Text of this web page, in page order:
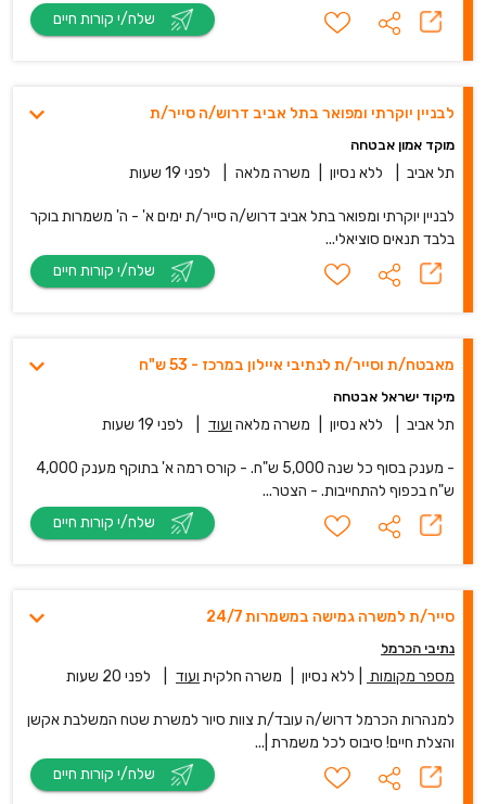
לבניין יוקרתי ומפואר בתל אביב דרוש/ה סייר/ת
מוקד אמון אבטחה
תל אביב ללא נסיון משרה מלאה לפני 19 שעות
לבניין יוקרתי ומפואר בתל אביב דרוש/ה סייר/ת ימים א' - ה' משמרות בוקר
בלבד תנאים סוציאלי...
מאבטח/ת וסייר/ת לנתיבי איילון במרכז - 53 ש"ח
מיקוד ישראל אבטחה
תל אביב ללא נסיון משרה מלאה ועוד לפני 19 שעות
- מענק בסוף כל שנה 5,000 ש"ח. - קורס רמה א' בתוקף מענק 4,000
ש"ח בכפוף להתחייבות. - הצטר...
סייר/ת למשרה גמישה במשמרות 24/7
נתיבי הכרמל
מספר מקומות ללא נסיון משרה חלקית ועוד לפני 20 שעות
למנהרות הכרמל דרוש/ה עובד/ת צוות סיור למשרת שטח המשלבת אקשן
והצלת חיים! סיבוס לכל משמרת |...